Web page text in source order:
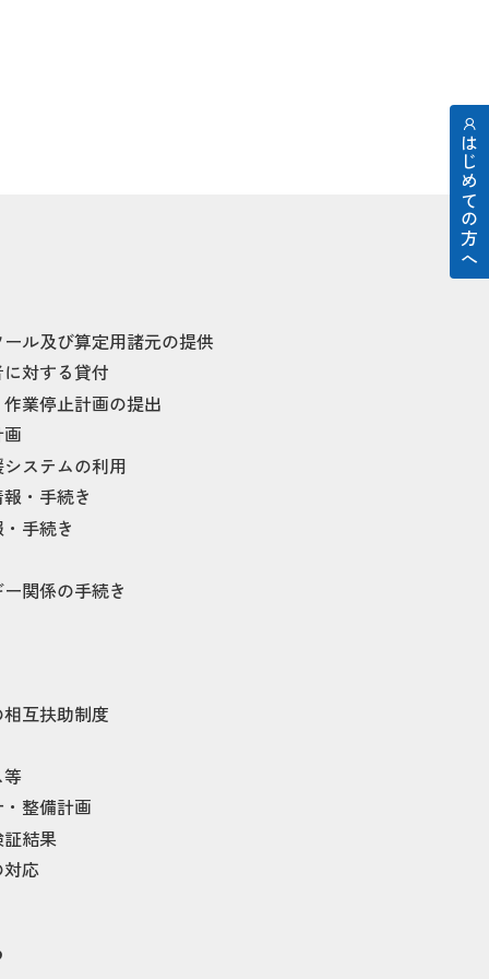
はじめての方へ
ル及び算定用諸元の提供
対する貸付
業停止計画の提出
ステムの利用
・手続き
手続き
関係の手続き
互扶助制度
整備計画
結果
応